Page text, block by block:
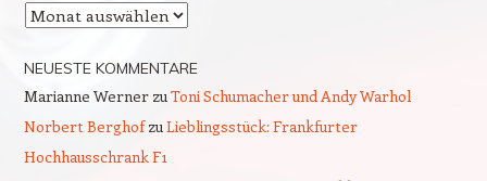
Archiv
NEUESTE KOMMENTARE
Marianne WernerzuToni Schumacher und Andy Warhol
Norbert BerghofzuLieblingsstück: Frankfurter
Hochhausschrank F1